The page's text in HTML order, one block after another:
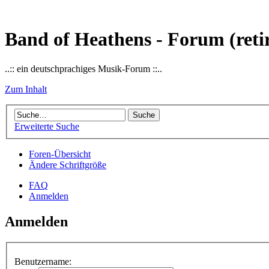
Band of Heathens - Forum
..:: ein deutschprachiges Musik-Forum ::..
Zum Inhalt
Erweiterte Suche
Foren-Übersicht
Ändere Schriftgröße
FAQ
Anmelden
Anmelden
Benutzername: